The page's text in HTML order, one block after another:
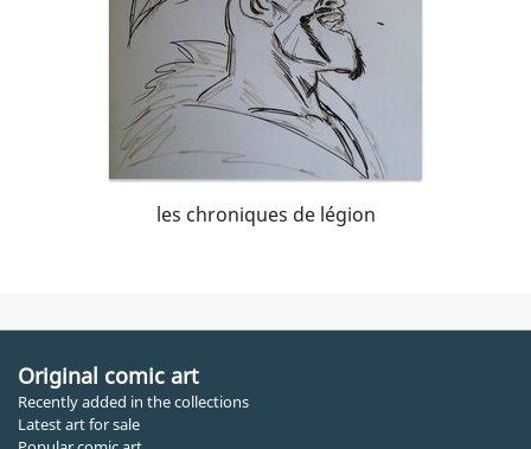
les chroniques de légion
Original comic art
Recently added in the collections
Latest art for sale